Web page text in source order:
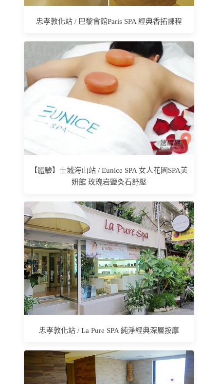
忠孝敦化站 / 巴黎會館Paris SPA 經典香拓課程
【體驗】土城海山站 / Eunice SPA 女人花園SPA美
妍館 玫瑰岩鹽灸石舒壓
忠孝敦化站 / La Pure SPA 純淨經典深層按摩